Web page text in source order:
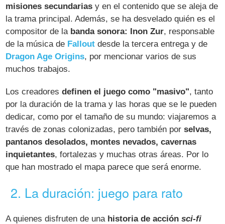
misiones secundarias y en el contenido que se aleja de
la trama principal. Además, se ha desvelado quién es el
compositor de la banda sonora: Inon Zur, responsable
de la música de Fallout desde la tercera entrega y de
Dragon Age Origins, por mencionar varios de sus
muchos trabajos.
Los creadoresdefinen el juego como "masivo", tanto
por la duración de la trama y las horas que se le pueden
dedicar, como por el tamaño de su mundo: viajaremos a
través de zonas colonizadas, pero también porselvas,
pantanos desolados, montes nevados, cavernas
inquietantes, fortalezas y muchas otras áreas. Por lo
que han mostrado el mapa parece que será enorme.
2. La duración: juego para rato
A quienes disfruten de una historia de acciónsci-fi